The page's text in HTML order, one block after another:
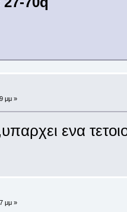
μμ »
ενα
μμ »